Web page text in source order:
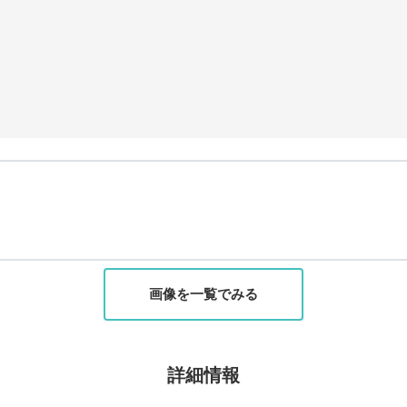
画像を一覧でみる
詳細情報